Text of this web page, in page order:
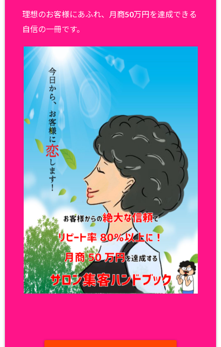
理想のお客様にあふれ、月商50万円を達成できる
自信の一冊です。